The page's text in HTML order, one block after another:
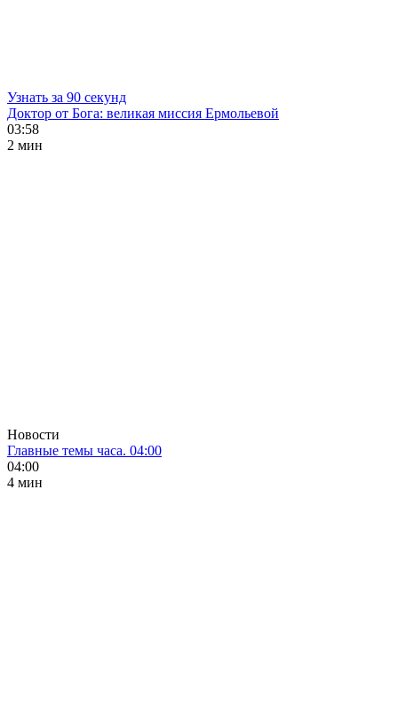
Узнать за 90 секунд
Доктор от Бога: великая миссия Ермольевой
03:58
2 мин
Новости
Главные темы часа. 04:00
04:00
4 мин